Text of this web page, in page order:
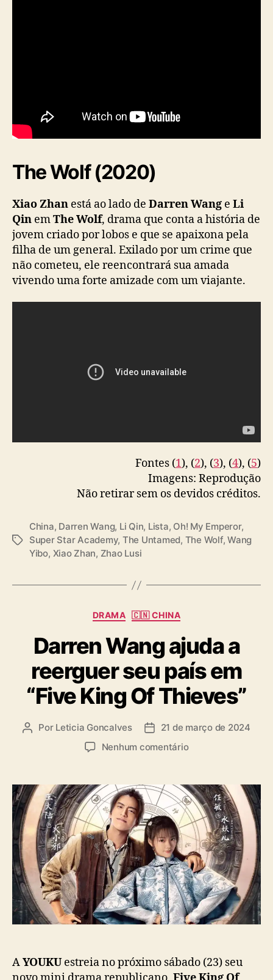
The Wolf (2020)
Xiao Zhan está ao lado de Darren Wang e Li
Qin emThe Wolf, drama que conta a história de
jovem criado por lobos e que se apaixona pela
filha de um general. Exilado por um crime que
não cometeu, ele reencontrará sua amada
vivendo uma forte amizade com um viajante.
Fontes (1), (2), (3), (4), (5)
Imagens: Reprodução
Não retirar sem os devidos créditos.
T
China, Darren Wang, Li Qin, Lista, Oh! My Emperor,
Super Star Academy, The Untamed, The Wolf,Wang
Yibo, Xiao Zhan, Zhao Lusi
C
t
e
g
o
r
i
DRAMA 🇨🇳 CHINA
Darren Wang ajuda a
reerguer seu país em
“Five King Of Thieves”
A
r
d
o
o
Por Leticia Goncalves
D
d
e
p
u
b
l
i
c
a
ç
ã
21 de março de 2024
Nenhum comentárioe
a
r
r
e
n
W
a
n
g
a
j
a
a
AYOUKUestreia no próximo sábado (23) seu